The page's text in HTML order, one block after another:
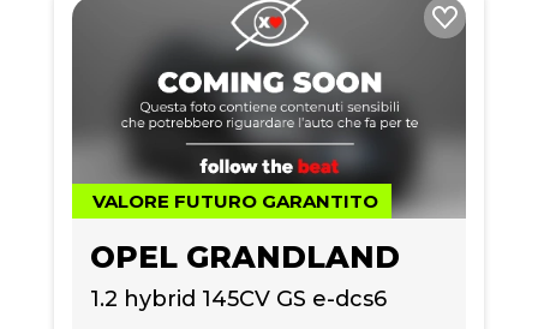
VALORE FUTURO GARANTITO
OPEL GRANDLAND
1.2 hybrid 145CV GS e-dcs6